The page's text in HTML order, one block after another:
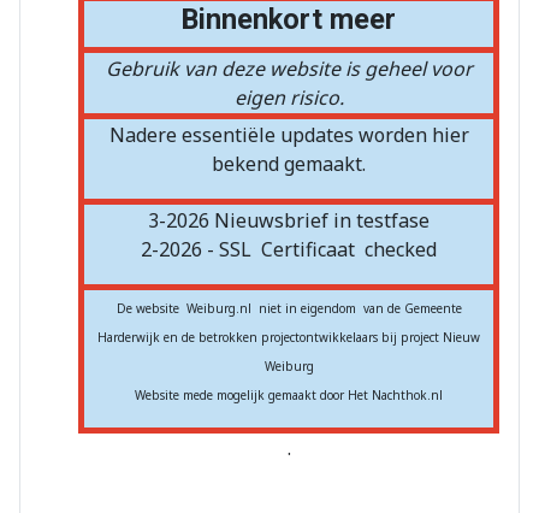
Binnenkort meer
Gebruik van deze website is geheel voor
eigen risico.
Nadere essentiële updates worden hier
bekend gemaakt.
3-2026 Nieuwsbrief in testfase
2-2026 - SSL Certificaat checked
De website Weiburg.nl niet in eigendom van de Gemeente
Harderwijk en de betrokken projectontwikkelaars bij project Nieuw
Weiburg
Website mede mogelijk gemaakt door Het Nachthok.nl
.